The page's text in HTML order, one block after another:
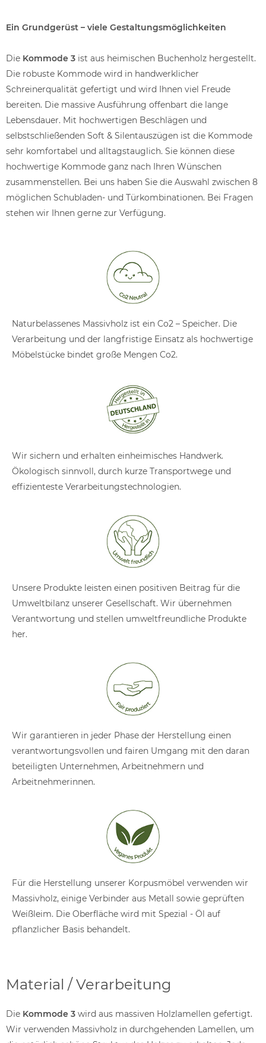
Ein Grundgerüst – viele Gestaltungsmöglichkeiten
Die Kommode 3 ist aus heimischen Buchenholz hergestellt.
Die robuste Kommode wird in handwerklicher
Schreinerqualität gefertigt und wird Ihnen viel Freude
bereiten. Die massive Ausführung offenbart die lange
Lebensdauer. Mit hochwertigen Beschlägen und
selbstschließenden Soft & Silentauszügen ist die Kommode
sehr komfortabel und alltagstauglich. Sie können diese
hochwertige Kommode ganz nach Ihren Wünschen
zusammenstellen. Bei uns haben Sie die Auswahl zwischen 8
möglichen Schubladen- und Türkombinationen. Bei Fragen
stehen wir Ihnen gerne zur Verfügung.
Naturbelassenes Massivholz ist ein Co2 – Speicher. Die
Verarbeitung und der langfristige Einsatz als hochwertige
Möbelstücke bindet große Mengen Co2.
Wir sichern und erhalten einheimisches Handwerk.
Ökologisch sinnvoll, durch kurze Transportwege und
effizienteste Verarbeitungstechnologien.
Unsere Produkte leisten einen positiven Beitrag für die
Umweltbilanz unserer Gesellschaft. Wir übernehmen
Verantwortung und stellen umweltfreundliche Produkte
her.
Wir garantieren in jeder Phase der Herstellung einen
verantwortungsvollen und fairen Umgang mit den daran
beteiligten Unternehmen, Arbeitnehmern und
Arbeitnehmerinnen.
Für die Herstellung unserer Korpusmöbel verwenden wir
Massivholz, einige Verbinder aus Metall sowie geprüften
Weißleim. Die Oberfläche wird mit Spezial - Öl auf
pflanzlicher Basis behandelt.
Material / Verarbeitung
Die Kommode 3 wird aus massiven Holzlamellen gefertigt.
Wir verwenden Massivholz in durchgehenden Lamellen, um